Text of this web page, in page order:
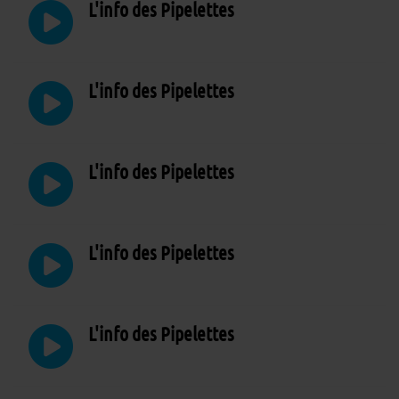
L'info des Pipelettes
L'info des Pipelettes
L'info des Pipelettes
L'info des Pipelettes
L'info des Pipelettes